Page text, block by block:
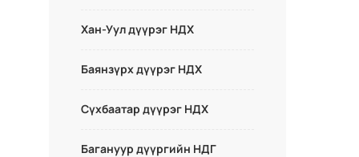
Хан-Уул дүүрэг НДХ
Баянзүрх дүүрэг НДХ
Сүхбаатар дүүрэг НДХ
Багануур дүүргийн НДГ